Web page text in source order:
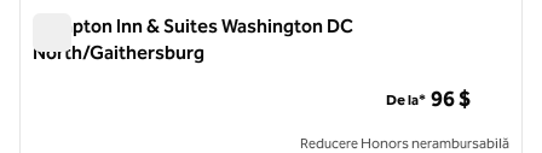
Hampton Inn & Suites Washington DC
North/Gaithersburg
De la* 96 $
Reducere Honors nerambursabilă